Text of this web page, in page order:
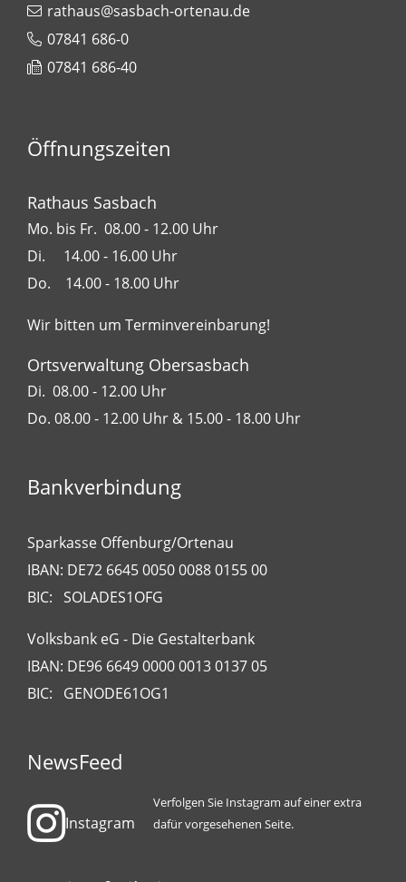
rathaus@sasbach-ortenau.de
07841 686-0
07841 686-40
Öffnungszeiten
Rathaus Sasbach
Mo. bis Fr. 08.00 - 12.00 Uhr
Di. 14.00 - 16.00 Uhr
Do. 14.00 - 18.00 Uhr
Wir bitten um Terminvereinbarung!
Ortsverwaltung Obersasbach
Di. 08.00 - 12.00 Uhr
Do. 08.00 - 12.00 Uhr & 15.00 - 18.00 Uhr
Bankverbindung
Sparkasse Offenburg/Ortenau
IBAN: DE72 6645 0050 0088 0155 00
BIC: SOLADES1OFG
Volksbank eG - Die Gestalterbank
IBAN: DE96 6649 0000 0013 0137 05
BIC: GENODE61OG1
NewsFeed
Instagram
Verfolgen Sie Instagram auf einer extra
dafür vorgesehenen Seite.